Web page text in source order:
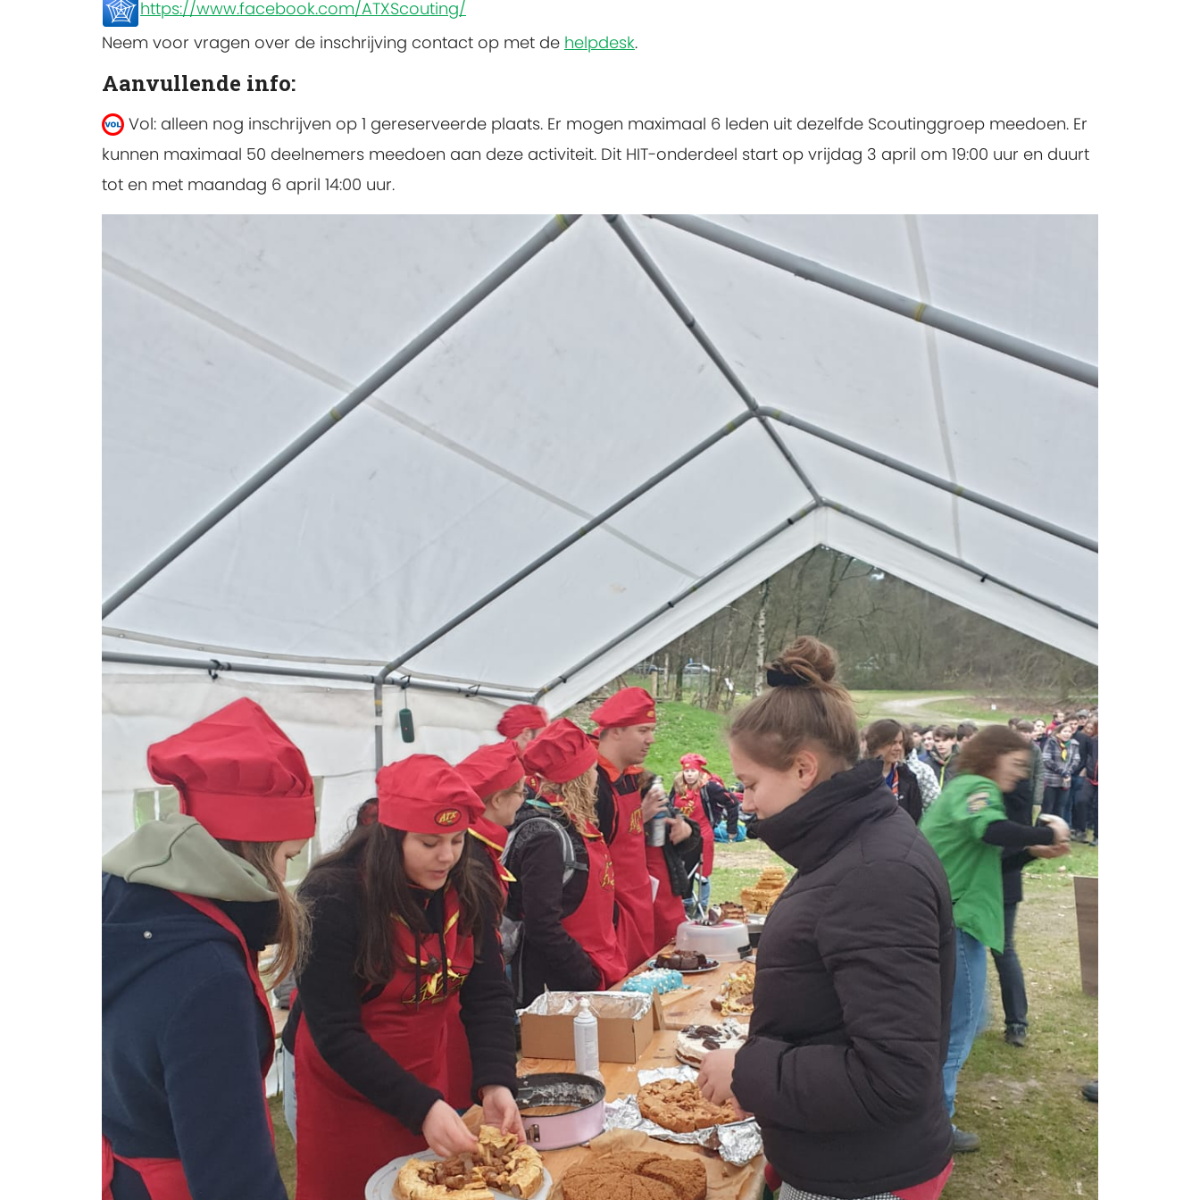
https://www.facebook.com/ATXScouting/
Neem voor vragen over de inschrijving contact op met de helpdesk.
Aanvullende info:
Vol: alleen nog inschrijven op 1 gereserveerde plaats. Er mogen maximaal 6 leden uit dezelfde Scoutinggroep meedoen. Er
kunnen maximaal 50 deelnemers meedoen aan deze activiteit. Dit HIT-onderdeel start op vrijdag 3 april om 19:00 uur en duurt
tot en met maandag 6 april 14:00 uur.